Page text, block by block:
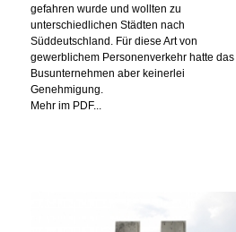
gefahren wurde und wollten zu
unterschiedlichen Städten nach
Süddeutschland. Für diese Art von
gewerblichem Personenverkehr hatte das
Busunternehmen aber keinerlei
Genehmigung.
Mehr im PDF...